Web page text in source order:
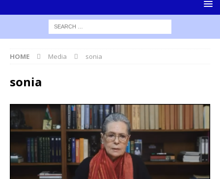
HOME Media sonia
sonia